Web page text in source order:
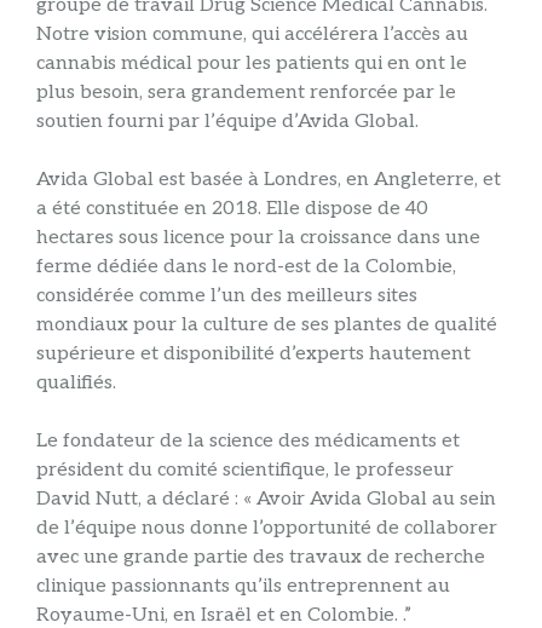
groupe de travail Drug Science Medical Cannabis.
Notre vision commune, qui accélérera l’accès au
cannabis médical pour les patients qui en ont le
plus besoin, sera grandement renforcée par le
soutien fourni par l’équipe d’Avida Global.
Avida Global est basée à Londres, en Angleterre, et
a été constituée en 2018. Elle dispose de 40
hectares sous licence pour la croissance dans une
ferme dédiée dans le nord-est de la Colombie,
considérée comme l’un des meilleurs sites
mondiaux pour la culture de ses plantes de qualité
supérieure et disponibilité d’experts hautement
qualifiés.
Le fondateur de la science des médicaments et
président du comité scientifique, le professeur
David Nutt, a déclaré : « Avoir Avida Global au sein
de l’équipe nous donne l’opportunité de collaborer
avec une grande partie des travaux de recherche
clinique passionnants qu’ils entreprennent au
Royaume-Uni, en Israël et en Colombie. .”